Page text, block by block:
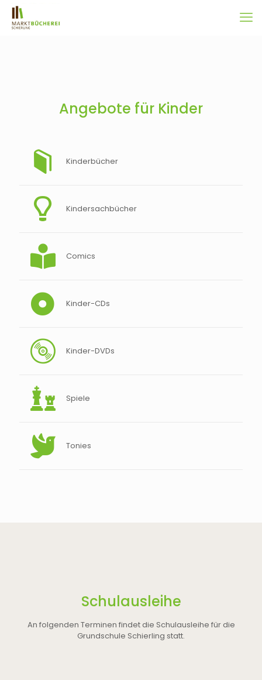
Angebote für Kinder
Kinderbücher
Kindersachbücher
Comics
Kinder-CDs
Kinder-DVDs
Spiele
Tonies
Schulausleihe
An folgenden Terminen findet die Schulausleihe für die
Grundschule Schierling statt.